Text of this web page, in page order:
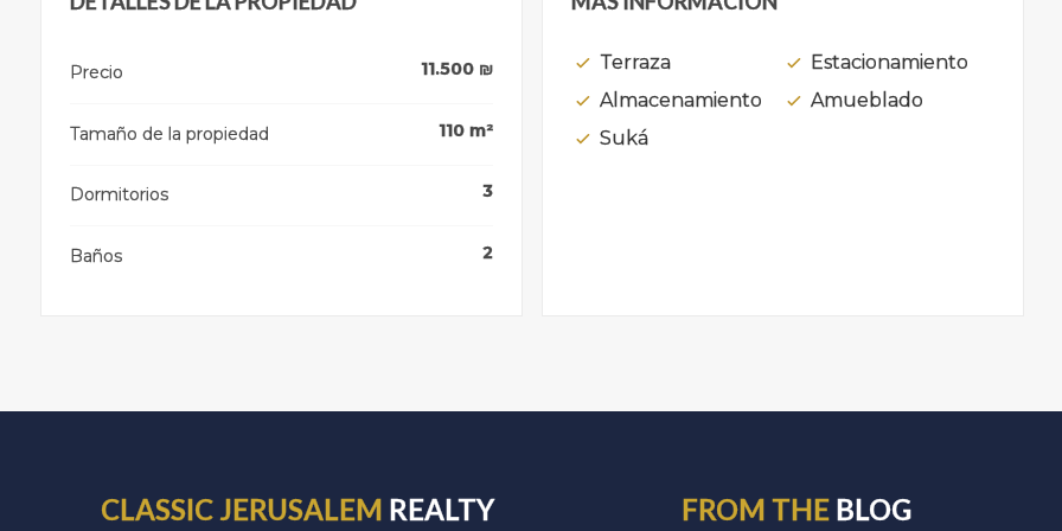
Precio 11.500₪
Tamaño de la propiedad 110 m²
Dormitorios 3
Baños 2
Terraza
Estacionamiento
Almacenamiento
Amueblado
Suká
CLASSIC JERUSALEM REALTY FROM THE BLOG